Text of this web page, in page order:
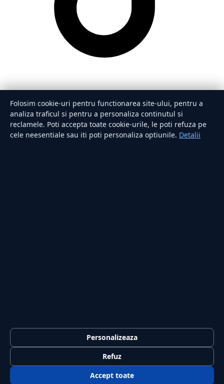
ExternePoliticăActualitateEconomieSănătateUtile
LifestylePublicitateInvestițiiTechSportCasă și Grădină
Folosim cookie-uri pentru functionarea site-ului, pentru a
analiza traficul si pentru a personaliza continutul si
reclamele. Poti accepta toate cookie-urile, le poti refuza pe
cele neesentiale sau iti poti personaliza optiunile. Detalii
Personalizeaza
Refuz
Accept toate